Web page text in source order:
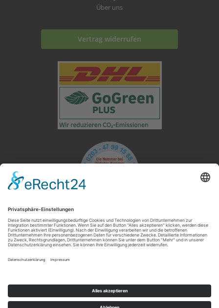
Über uns
Vertrag widerrufen
Folge uns
Copyright 2026 INSTICK